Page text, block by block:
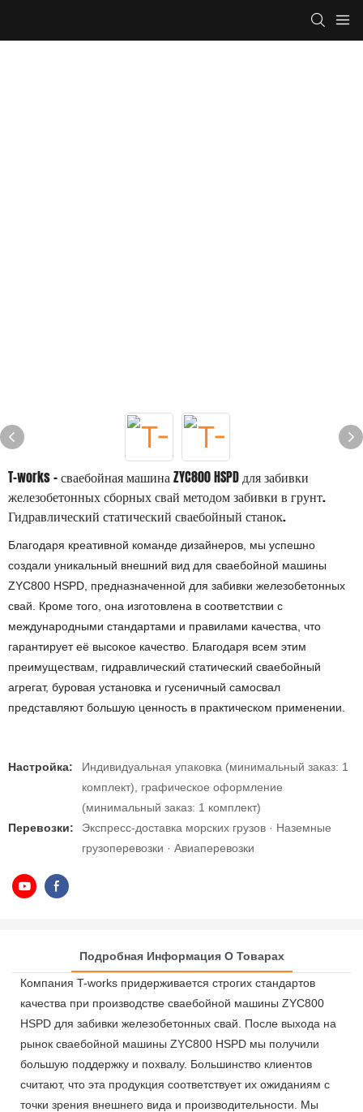
T-works - сваебойная машина ZYC800 HSPD для забивки
железобетонных сборных свай методом забивки в грунт.
Гидравлический статический сваебойный станок.
Благодаря креативной команде дизайнеров, мы успешно
создали уникальный внешний вид для сваебойной машины
ZYC800 HSPD, предназначенной для забивки железобетонных
свай. Кроме того, она изготовлена ​​в соответствии с
международными стандартами и правилами качества, что
гарантирует её высокое качество. Благодаря всем этим
преимуществам, гидравлический статический сваебойный
агрегат, буровая установка и гусеничный самосвал
представляют большую ценность в практическом применении.
Настройка:
Индивидуальная упаковка (минимальный заказ: 1
комплект), графическое оформление
(минимальный заказ: 1 комплект)
Перевозки:
Экспресс-доставка морских грузов · Наземные
грузоперевозки · Авиаперевозки
Подробная Информация О Товарах
Компания T-works придерживается строгих стандартов
качества при производстве сваебойной машины ZYC800
HSPD для забивки железобетонных свай. После выхода на
рынок сваебойной машины ZYC800 HSPD мы получили
большую поддержку и похвалу. Большинство клиентов
считают, что эта продукция соответствует их ожиданиям с
точки зрения внешнего вида и производительности. Мы